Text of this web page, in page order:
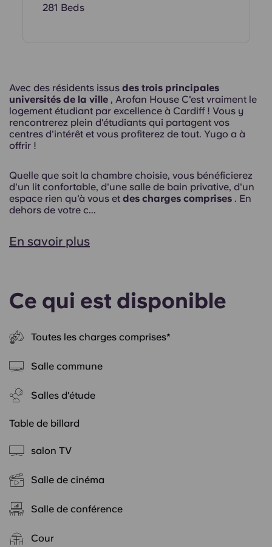
Avec des résidents issus des trois principales
universités de la ville , Arofan House C'est vraiment le
logement étudiant par excellence à Cardiff ! Vous y
rencontrerez plein d'étudiants qui partagent vos
centres d'intérêt et vous profiterez de tout. Yugo a à
offrir !
Quelle que soit la chambre choisie, vous bénéficierez
d'un lit confortable, d'une salle de bain privative, d'un
espace rien qu'à vous et des charges comprises . En
dehors de votre c...
En savoir plus
Ce qui est disponible
Toutes les charges comprises*
Salle commune
Salles d'étude
Table de billard
salon TV
Salle de cinéma
Salle de conférence
Cour
281 Beds